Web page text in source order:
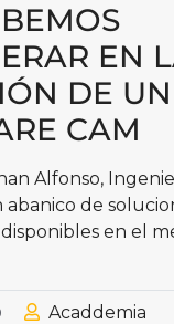
EN
DE UN
CAM
Alfonso,
abanico de
en el
Acaddemia